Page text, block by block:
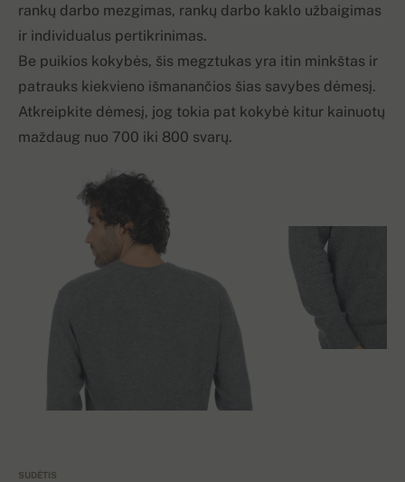
rankų darbo mezgimas, rankų darbo kaklo užbaigimas
ir individualus pertikrinimas.
Be puikios kokybės, šis megztukas yra itin minkštas ir
patrauks kiekvieno išmanančios šias savybes dėmesį.
Atkreipkite dėmesį, jog tokia pat kokybė kitur kainuotų
maždaug nuo 700 iki 800 svarų.
SUDĖTIS